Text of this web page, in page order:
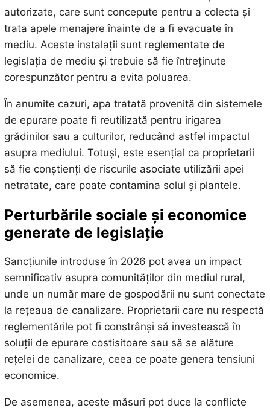
autorizate, care sunt concepute pentru a colecta și
trata apele menajere înainte de a fi evacuate în
mediu. Aceste instalații sunt reglementate de
legislația de mediu și trebuie să fie întreținute
corespunzător pentru a evita poluarea.
În anumite cazuri, apa tratată provenită din sistemele
de epurare poate fi reutilizată pentru irigarea
grădinilor sau a culturilor, reducând astfel impactul
asupra mediului. Totuși, este esențial ca proprietarii
să fie conștienți de riscurile asociate utilizării apei
netratate, care poate contamina solul și plantele.
Perturbările sociale și economice
generate de legislație
Sancțiunile introduse în 2026 pot avea un impact
semnificativ asupra comunităților din mediul rural,
unde un număr mare de gospodării nu sunt conectate
la rețeaua de canalizare. Proprietarii care nu respectă
reglementările pot fi constrânși să investească în
soluții de epurare costisitoare sau să se alăture
rețelei de canalizare, ceea ce poate genera tensiuni
economice.
De asemenea, aceste măsuri pot duce la conflicte